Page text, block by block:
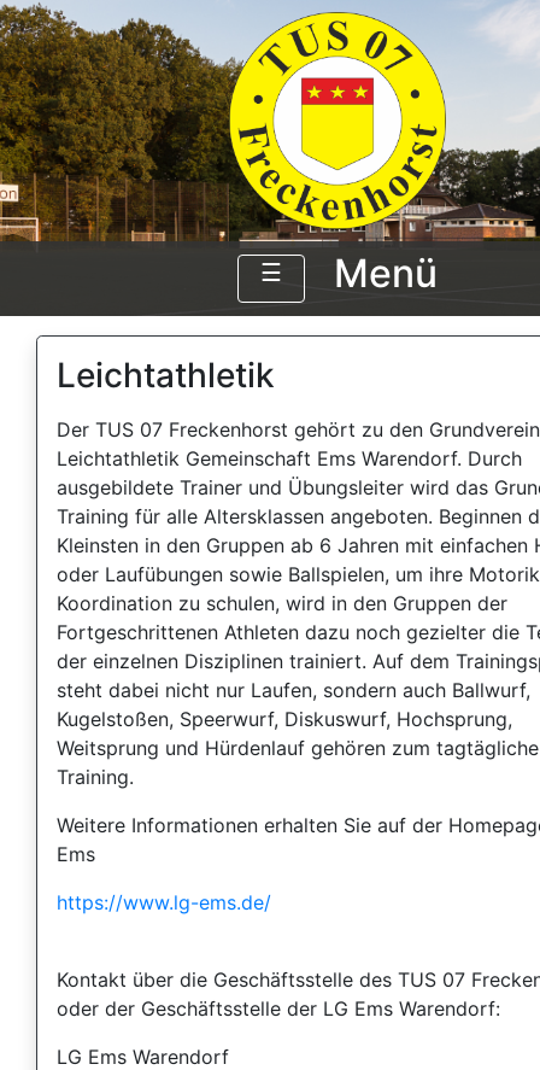
☰ Menü
Leichtathletik
Der TUS 07 Freckenhorst gehört zu den
Leichtathletik Gemeinschaft Ems Warendorf. Durch
ausgebildete Trainer und Übungsleiter wird das
Training für alle Altersklassen angeboten. Beginnen
Kleinsten in den Gruppen ab 6 Jahren mit einfachen
oder Laufübungen sowie Ballspielen, um ihre
Koordination zu schulen, wird in den Gruppen der
Fortgeschrittenen Athleten dazu noch gezielter die
der einzelnen Disziplinen trainiert. Auf dem
steht dabei nicht nur Laufen, sondern auch Ballwurf,
Kugelstoßen, Speerwurf, Diskuswurf, Hochsprung,
Weitsprung und Hürdenlauf gehören zum
Training.
Weitere Informationen erhalten Sie auf der
Ems
https://www.lg-ems.de/
Kontakt über die Geschäftsstelle des TUS 07
oder der Geschäftsstelle der LG Ems Warendorf:
LG Ems Warendorf